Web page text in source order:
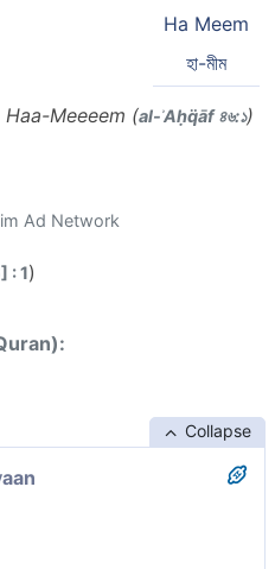
Ha Meem
হা-মীম
Haa-Meeeem (al-ʾAḥq̈āf ৪৬:১)
Ad Network
: 1)
Collapse